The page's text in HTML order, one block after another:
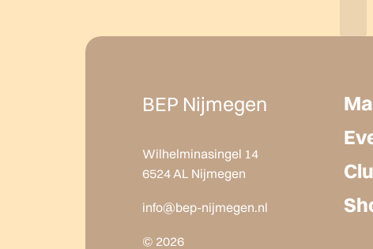
BEP Nijmegen
Wilhelminasingel 14
6524 AL Nijmegen
info@bep-nijmegen.nl
© 2026